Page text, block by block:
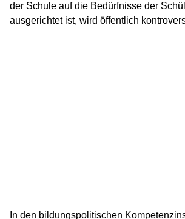
der Schule auf die Bedürfnisse der
ausgerichtet ist, wird öffentlich
In den bildungspolitischen